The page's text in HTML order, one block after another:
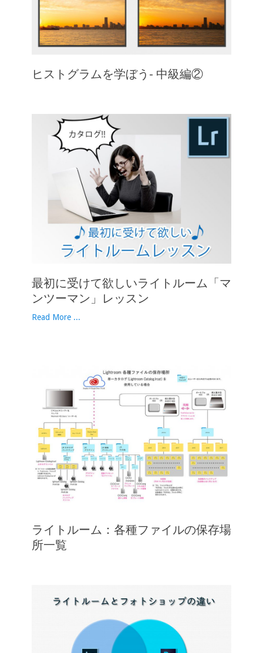
ヒストグラムを学ぼう- 中級編②
最初に受けて欲しいライトルーム「マ
ンツーマン」レッスン
Read More ...
ライトルーム：各種ファイルの保存場
所一覧